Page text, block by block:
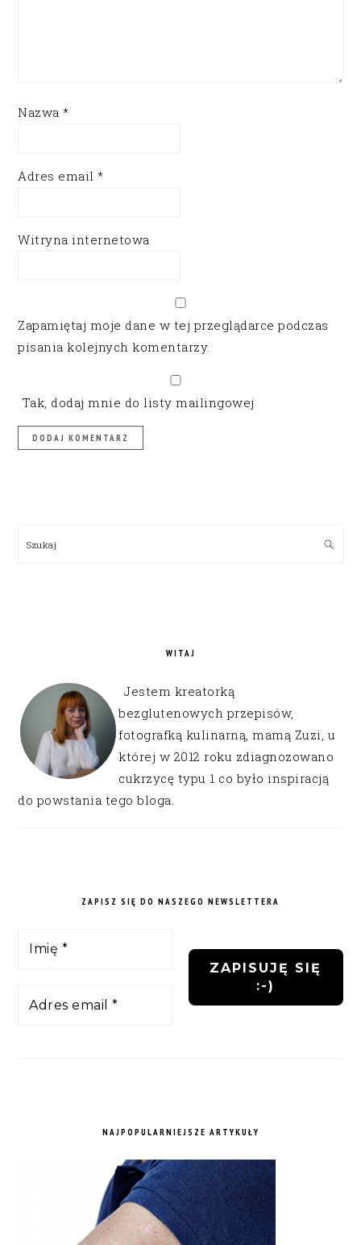
Nazwa*
Adres email*
Witryna internetowa
Zapamiętaj moje dane w tej przeglądarce podczas
pisania kolejnych komentarzy.
Tak, dodaj mnie do listy mailingowej
Szukaj
WITAJ
Jestem kreatorką
bezglutenowych przepisów,
fotografką kulinarną, mamą Zuzi, u
której w 2012 roku zdiagnozowano
cukrzycę typu 1 co było inspiracją
do powstania tego bloga.
ZAPISZ SIĘ DO NASZEGO NEWSLETTERA
NAJPOPULARNIEJSZE ARTYKUŁY